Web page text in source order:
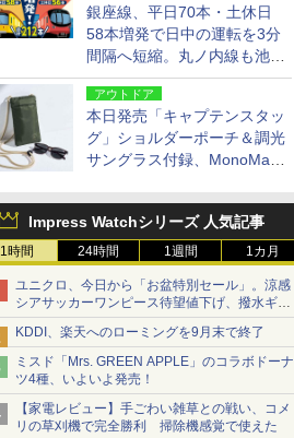
銀座線、平日70本・土休日
58本増発で日中の運転を3分
間隔へ短縮。丸ノ内線も池袋
～中野坂上を4分間隔に
アウトドア
本日発売「キャプテンスタッ
グ」ショルダーポーチ＆調光
サングラス付録、MonoMax
Impress Watchシリーズ 人気記事
1時間 24時間 1週間 1カ月
ユニクロ、今日から「お盆特別セール」。涼感
シアサッカーワンピース待望値下げ、撥水ギア
ショーツは1990円に
KDDI、楽天へのローミングを9月末で終了
ミスド「Mrs. GREEN APPLE」のコラボドーナ
ツ4種、いよいよ発売！
【家電レビュー】手ごわい雑草との戦い、コメ
リの草刈機で完全勝利 掃除機感覚で使えた